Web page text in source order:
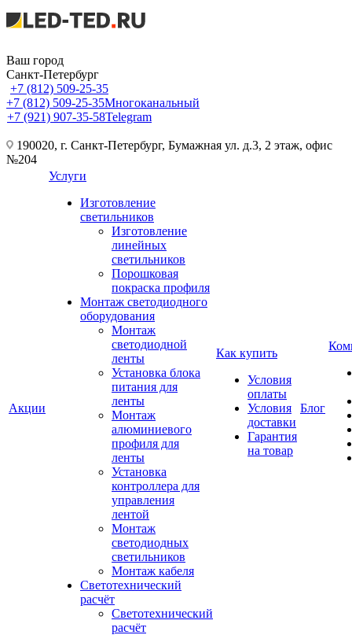
Ваш город
Санкт-Петербург
+7 (812) 509-25-35
+7 (812) 509-25-35Многоканальный
+7 (921) 907-35-58Telegram
190020, г. Санкт-Петербург, Бумажная ул. д.3, 2 этаж, офис
№204
Акции
Услуги
Изготовление
светильников
Изготовление
линейных
светильников
Порошковая
покраска профиля
Монтаж светодиодного
оборудования
Монтаж
светодиодной
ленты
Установка блока
питания для
ленты
Монтаж
алюминиевого
профиля для
ленты
Установка
контроллера для
управления
лентой
Монтаж
светодиодных
светильников
Монтаж кабеля
Светотехнический
расчёт
Светотехнический
расчёт
Как купить
Условия
оплаты
Условия
доставки
Гарантия
на товар
Блог